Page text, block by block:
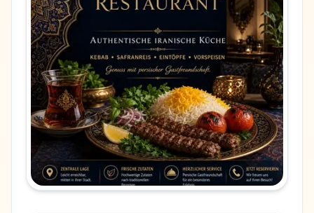
هامبورگ
آدرس
Rahlstedter Str. 38
کد پستی
22149
تلفن
04067599669
زبان ها
آلمانی، فارسی
وبسایت
http://darbari.de
امتیاز